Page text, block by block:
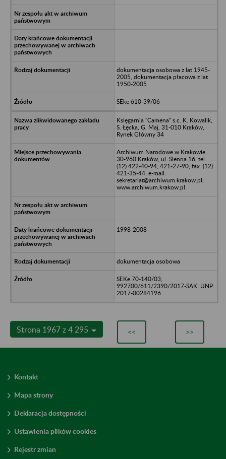
dokumentacja osobowa z lat 1945-
2005, dokumentacja płacowa z lat
1950-2005
SEke 610-39/06
Księgarnia "Camena" s.c. K. Kowalik,
S. Łęcka, G. Maj, 31-010 Kraków,
Rynek Główny 34
Archiwum Narodowe w Krakowie,
30-960 Kraków, ul. Sienna 16, tel.
(12) 422-40-94, 421-27-90; fax. (12)
421-35-44; e-mail:
sekretariat@archiwum.krakow.pl;
www.archiwum.krakow.pl
1998-2008
dokumentacja osobowa
SEKe 70-140/03;
992700/611/2390/2017-SAK, UNP:
2017-00284196
Strona 1967 z 4 295 << >>
Kontakt
Mapa strony
Deklaracja dostępności
Ustawienia plików cookies
Rejestr zmian